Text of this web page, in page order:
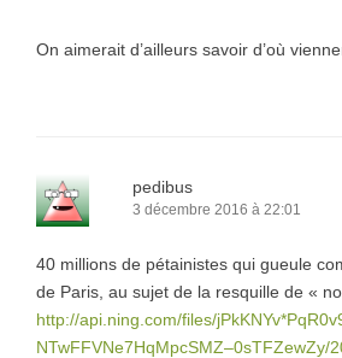
On aimerait d’ailleurs savoir d’où
pedibus
3 décembre 2016 à 22:01
40 millions de pétainistes qui gueule
de Paris, au sujet de la resquille de «
http://api.ning.com/files/